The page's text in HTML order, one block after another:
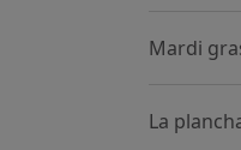
Mardi
La